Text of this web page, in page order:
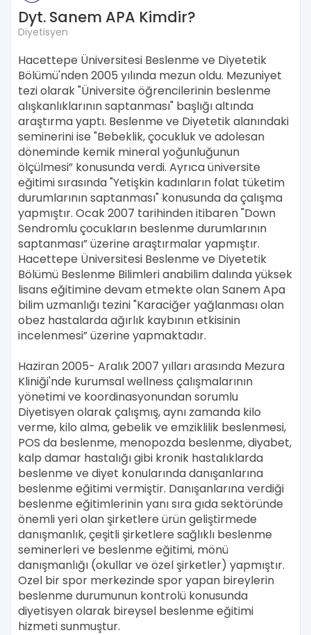
Dyt. Sanem APA Kimdir?
Diyetisyen
Hacettepe Üniversitesi Beslenme ve Diyetetik
Bölümü'nden 2005 yılında mezun oldu. Mezuniyet
tezi olarak "Üniversite öğrencilerinin beslenme
alışkanlıklarının saptanması" başlığı altında
araştırma yaptı. Beslenme ve Diyetetik alanındaki
seminerini ise "Bebeklik, çocukluk ve adolesan
döneminde kemik mineral yoğunluğunun
ölçülmesi” konusunda verdi. Ayrıca üniversite
eğitimi sırasında "Yetişkin kadınların folat tüketim
durumlarının saptanması" konusunda da çalışma
yapmıştır. Ocak 2007 tarihinden itibaren "Down
Sendromlu çocukların beslenme durumlarının
saptanması” üzerine araştırmalar yapmıştır.
Hacettepe Üniversitesi Beslenme ve Diyetetik
Bölümü Beslenme Bilimleri anabilim dalında yüksek
lisans eğitimine devam etmekte olan Sanem Apa
bilim uzmanlığı tezini "Karaciğer yağlanması olan
obez hastalarda ağırlık kaybının etkisinin
incelenmesi” üzerine yapmaktadır.
Haziran 2005- Aralık 2007 yılları arasında Mezura
Kliniği'nde kurumsal wellness çalışmalarının
yönetimi ve koordinasyonundan sorumlu
Diyetisyen olarak çalışmış, aynı zamanda kilo
verme, kilo alma, gebelik ve emziklilik beslenmesi,
POS da beslenme, menopozda beslenme, diyabet,
kalp damar hastalığı gibi kronik hastalıklarda
beslenme ve diyet konularında danışanlarına
beslenme eğitimi vermiştir. Danışanlarına verdiği
beslenme eğitimlerinin yanı sıra gıda sektöründe
önemli yeri olan şirketlere ürün geliştirmede
danışmanlık, çeşitli şirketlere sağlıklı beslenme
seminerleri ve beslenme eğitimi, mönü
danışmanlığı (okullar ve özel şirketler) yapmıştır.
Ozel bir spor merkezinde spor yapan bireylerin
beslenme durumunun kontrolü konusunda
diyetisyen olarak bireysel beslenme eğitimi
hizmeti sunmuştur.